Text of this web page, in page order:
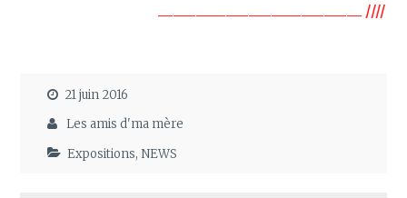
___________________________ ////
21 juin 2016
Les amis d'ma mère
Expositions,NEWS